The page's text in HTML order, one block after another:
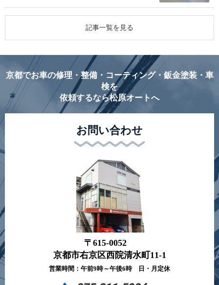
記事一覧を見る
京都でお車の修理・整備・コーティング・鈑金塗装・車
検を
依頼するなら松原オートへ
お問い合わせ
〒615-0052
京都市右京区西院清水町11-1
営業時間：午前9時～午後6時 日・月定休